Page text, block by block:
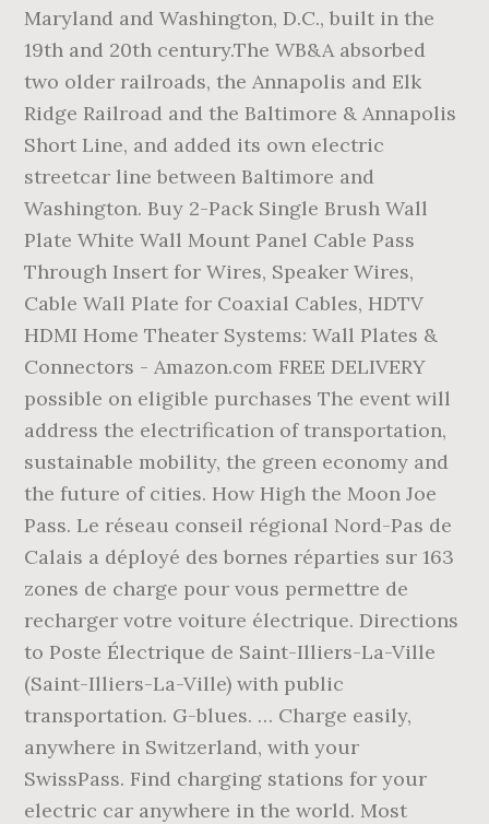
Maryland and Washington, D.C., built in the
19th and 20th century.The WB&A absorbed
two older railroads, the Annapolis and Elk
Ridge Railroad and the Baltimore & Annapolis
Short Line, and added its own electric
streetcar line between Baltimore and
Washington. Buy 2-Pack Single Brush Wall
Plate White Wall Mount Panel Cable Pass
Through Insert for Wires, Speaker Wires,
Cable Wall Plate for Coaxial Cables, HDTV
HDMI Home Theater Systems: Wall Plates &
Connectors - Amazon.com FREE DELIVERY
possible on eligible purchases The event will
address the electrification of transportation,
sustainable mobility, the green economy and
the future of cities. How High the Moon Joe
Pass. Le réseau conseil régional Nord-Pas de
Calais a déployé des bornes réparties sur 163
zones de charge pour vous permettre de
recharger votre voiture électrique. Directions
to Poste Électrique de Saint-Illiers-La-Ville
(Saint-Illiers-La-Ville) with public
transportation. G-blues. … Charge easily,
anywhere in Switzerland, with your
SwissPass. Find charging stations for your
electric car anywhere in the world. Most